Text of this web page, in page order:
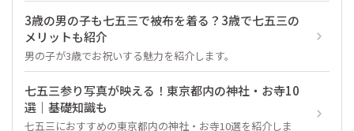
3歳の男の子も七五三で被布を着る？3歳で七五三の
メリットも紹介
男の子が3歳でお祝いする魅力を紹介します。
七五三参り写真が映える！東京都内の神社・お寺10
選｜基礎知識も
七五三におすすめの東京都内の神社・お寺10選を紹介しま